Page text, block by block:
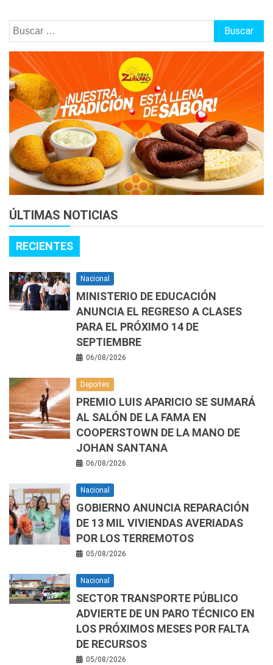
Buscar:
ÚLTIMAS NOTICIAS
RECIENTES
Nacional
MINISTERIO DE EDUCACIÓN
ANUNCIA EL REGRESO A CLASES
PARA EL PRÓXIMO 14 DE
SEPTIEMBRE
06/08/2026
Deportes
PREMIO LUIS APARICIO SE SUMARÁ
AL SALÓN DE LA FAMA EN
COOPERSTOWN DE LA MANO DE
JOHAN SANTANA
06/08/2026
Nacional
GOBIERNO ANUNCIA REPARACIÓN
DE 13 MIL VIVIENDAS AVERIADAS
POR LOS TERREMOTOS
05/08/2026
Nacional
SECTOR TRANSPORTE PÚBLICO
ADVIERTE DE UN PARO TÉCNICO EN
LOS PRÓXIMOS MESES POR FALTA
DE RECURSOS
05/08/2026